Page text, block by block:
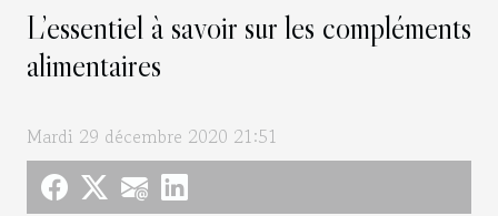
L’essentiel à savoir sur les compléments
alimentaires
Mardi 29 décembre 2020 21:51